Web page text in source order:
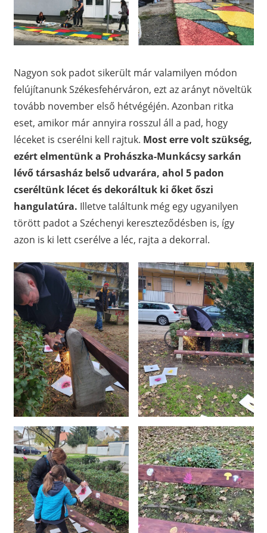
Nagyon sok padot sikerült már valamilyen módon
felújítanunk Székesfehérváron, ezt az arányt növeltük
tovább november első hétvégéjén. Azonban ritka
eset, amikor már annyira rosszul áll a pad, hogy
léceket is cserélni kell rajtuk. Most erre volt szükség,
ezért elmentünk a Prohászka-Munkácsy sarkán
lévő társasház belső udvarára, ahol 5 padon
cseréltünk lécet és dekoráltuk ki őket őszi
hangulatúra. Illetve találtunk még egy ugyanilyen
törött padot a Széchenyi kereszteződésben is, így
azon is ki lett cserélve a léc, rajta a dekorral.